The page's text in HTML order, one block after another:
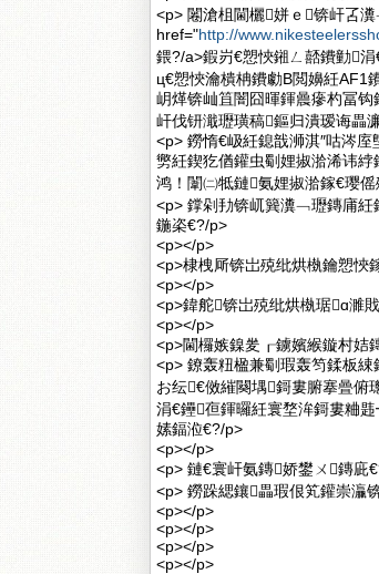
<p> 闂滄柤閫欐姘ｅ锛屽叾
href="http://
鍡?/a>鍜岃€愬悏鎺ㄥ嚭鐨勭
ц€愬悏瀹樻柟鐨勮В閲嬶紝AF1
岄煂锛屾笡闇囧暉鍕曟瘮杓冨
屽伐钘濈瓑璜稿鏂归潰瑷诲畾
<p> 鐒惰€岋紝鎴戠浉淇″咕涔
勶紝鍥犵偤鑵虫劅娌掓湁浠讳
鸿！闈㈡牴鏈氨娌掓湁鎵€璎
<p> 鐣剁劧锛屼簨瀵﹁瓑鏄庯
鍦栥€?/p>
<p></p>
<p>棣栧厛锛岀殑纰烘槸鑰愬悏
<p></p>
<p>鍏舵锛岀殑纰烘槸琚ɑ濉
<p></p>
<p>閫欏嫉鎳夎┎鐪嬪緱鏇村姞
<p> 鐐轰粈楹兼劅瑕轰笉鍒板
お纭€傚繀闋堣鎶婁腑搴曡俯
涓€鑸亱鍕曪紝寰堥洠鎶婁粬
嫊鍢涖€?/p>
<p></p>
<p> 鏈€寰屽氨鏄娇鐢ㄨ鏄庛
<p> 鐒跺緦鑲畾瑕佷笂鑵崇灜
<p></p>
<p></p>
<p></p>
<p></p>